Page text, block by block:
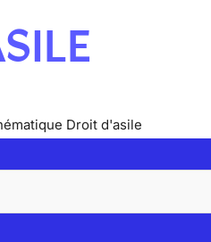
Droit d'asile